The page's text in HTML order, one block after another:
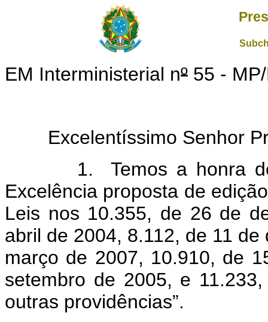
EM Interministerial nº 55 -
Excelentíssimo Senhor
1. Temos a honra de
Excelência proposta de
Leis nos 10.355, de 26 de
abril de 2004, 8.112, de 11
março de 2007, 10.910, de
setembro de 2005, e
outras providências”.